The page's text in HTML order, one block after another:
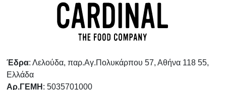
Έδρα: Λελούδα, παρ.Αγ.Πολυκάρπου 57, Αθήνα 118 55,
Ελλάδα
Αρ.ΓΕΜΗ : 5035701000